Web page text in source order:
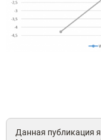
Данная публикация